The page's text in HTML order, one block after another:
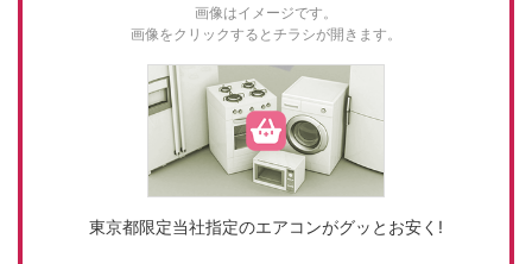
画像はイメージです。
画像をクリックするとチラシが開きます。
東京都限定当社指定のエアコンがグッとお安く!